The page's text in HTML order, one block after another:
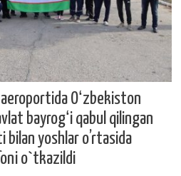
aeroportida Oʻzbekiston
bayrogʻi qabul qilingan
bilan yoshlar o’rtasida
o`tkazildi